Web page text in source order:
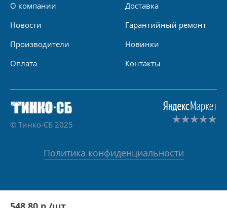
О компании
Новости
Производители
Оплата
Доставка
Гарантийный ремонт
Новинки
Контакты
© Тинко-СБ 2025
Политика конфиденциальности